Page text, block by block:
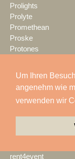
Um Ihren
angenehm wie
verwenden wir
Prolights
Prolyte
Promethean
Proske
Protones
Quividi
Qvest
Rauschenberger
RCF
rent4event